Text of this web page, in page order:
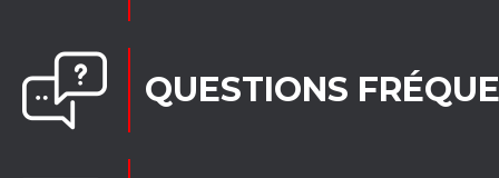
QUESTIONS